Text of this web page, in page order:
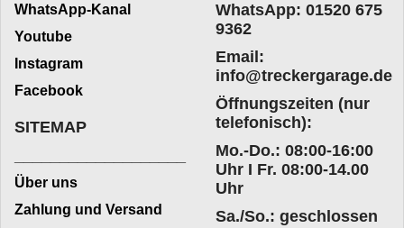
WhatsApp-Kanal
Youtube
Instagram
Facebook
WhatsApp: 01520 675
9362
Email:
info@treckergarage.de
Öffnungszeiten (nur
telefonisch):
Mo.-Do.: 08:00-16:00
Uhr I Fr. 08:00-14.00
Uhr
Sa./So.: geschlossen
SITEMAP
Über uns
Zahlung und Versand